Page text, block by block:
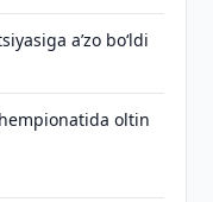
aʼzo bo‘ldi
oltin